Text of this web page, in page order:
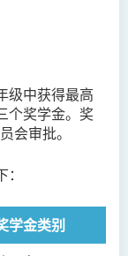
级中获得最高
个奖学金。奖
会审批。
学金类别